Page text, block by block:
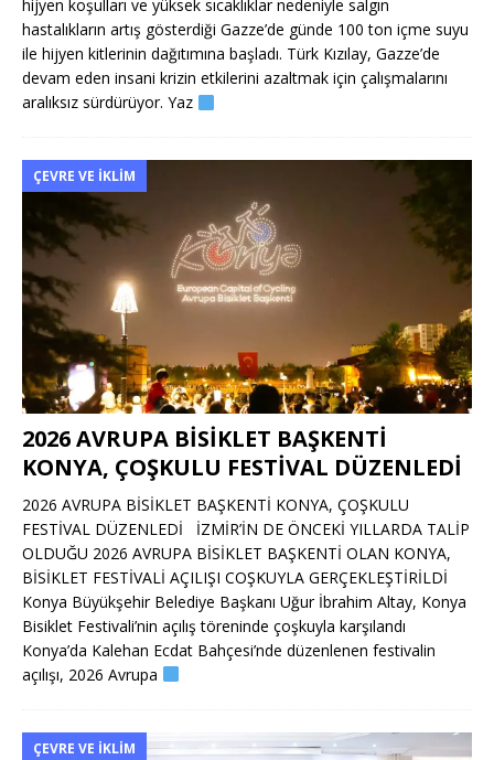
hijyen koşulları ve yüksek sıcaklıklar nedeniyle salgın
hastalıkların artış gösterdiği Gazze’de günde 100 ton içme suyu
ile hijyen kitlerinin dağıtımına başladı. Türk Kızılay, Gazze’de
devam eden insani krizin etkilerini azaltmak için çalışmalarını
aralıksız sürdürüyor. Yaz
ÇEVRE VE İKLIM
2026 AVRUPA BİSİKLET BAŞKENTİ
KONYA, ÇOŞKULU FESTİVAL DÜZENLEDİ
2026 AVRUPA BİSİKLET BAŞKENTİ KONYA, ÇOŞKULU
FESTİVAL DÜZENLEDİ İZMİR’İN DE ÖNCEKİ YILLARDA TALİP
OLDUĞU 2026 AVRUPA BİSİKLET BAŞKENTİ OLAN KONYA,
BİSİKLET FESTİVALİ AÇILIŞI COŞKUYLA GERÇEKLEŞTİRİLDİ
Konya Büyükşehir Belediye Başkanı Uğur İbrahim Altay, Konya
Bisiklet Festivali’nin açılış töreninde çoşkuyla karşılandı
Konya’da Kalehan Ecdat Bahçesi’nde düzenlenen festivalin
açılışı, 2026 Avrupa
ÇEVRE VE İKLIM